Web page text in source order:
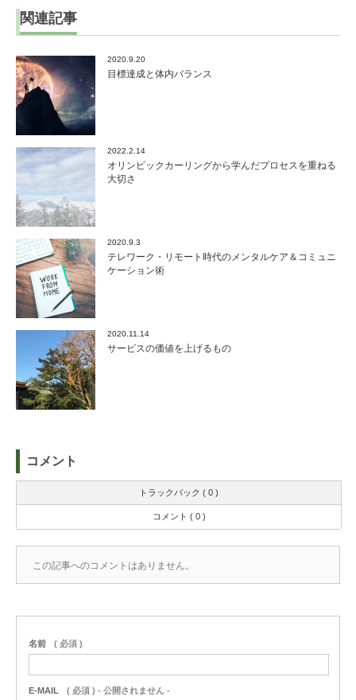
関連記事
2020.9.20
目標達成と体内バランス
2022.2.14
オリンピックカーリングから学んだプロセスを重ねる
大切さ
2020.9.3
テレワーク・リモート時代のメンタルケア＆コミュニ
ケーション術
2020.11.14
サービスの価値を上げるもの
コメント
トラックバック ( 0 )
コメント ( 0 )
この記事へのコメントはありません。
名前 ( 必須 )
E-MAIL ( 必須 ) - 公開されません -